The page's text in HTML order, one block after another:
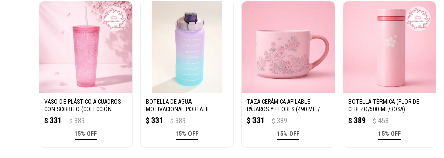
VASO DE PLÁSTICO A CUADROS
CON SORBITO (COLECCIÓN
CHERRY BLOSSOM/ROSA/740
ML)
$ 331 $ 389
15% OFF
BOTELLA DE AGUA
MOTIVACIONAL PORTÁTIL
(GRADIENTE MORADO Y
AZUL/2000 ML)
$ 331 $ 389
15% OFF
TAZA CERÁMICA APILABLE
PÁJAROS Y FLORES (490 ML /
ROSA)
$ 331 $ 389
15% OFF
BOTELLA TÉRMICA (FLOR DE
CEREZO/500 ML/ROSA)
$ 389 $ 458
15% OFF